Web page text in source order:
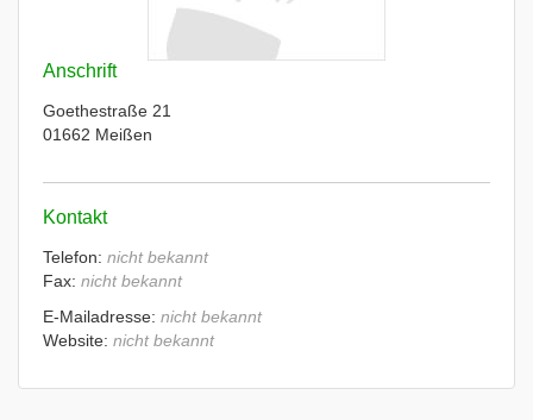
Anschrift
Goethestraße 21
01662 Meißen
Kontakt
Telefon: nicht bekannt
Fax: nicht bekannt
E-Mailadresse: nicht bekannt
Website: nicht bekannt